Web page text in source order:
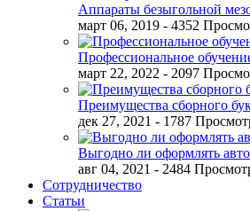
Аппараты безыгольной
март 06, 2019 - 4352
Профессиональное
март 22, 2022 - 2097
Преимущества сборного
дек 27, 2021 - 1787
Выгодно ли оформлять
авг 04, 2021 - 2484
Сотрудничество
Статьи